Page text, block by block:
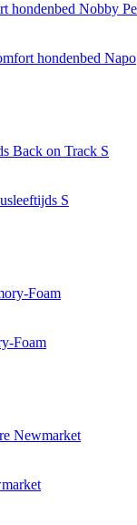
hondenbed Napo
S
Foam